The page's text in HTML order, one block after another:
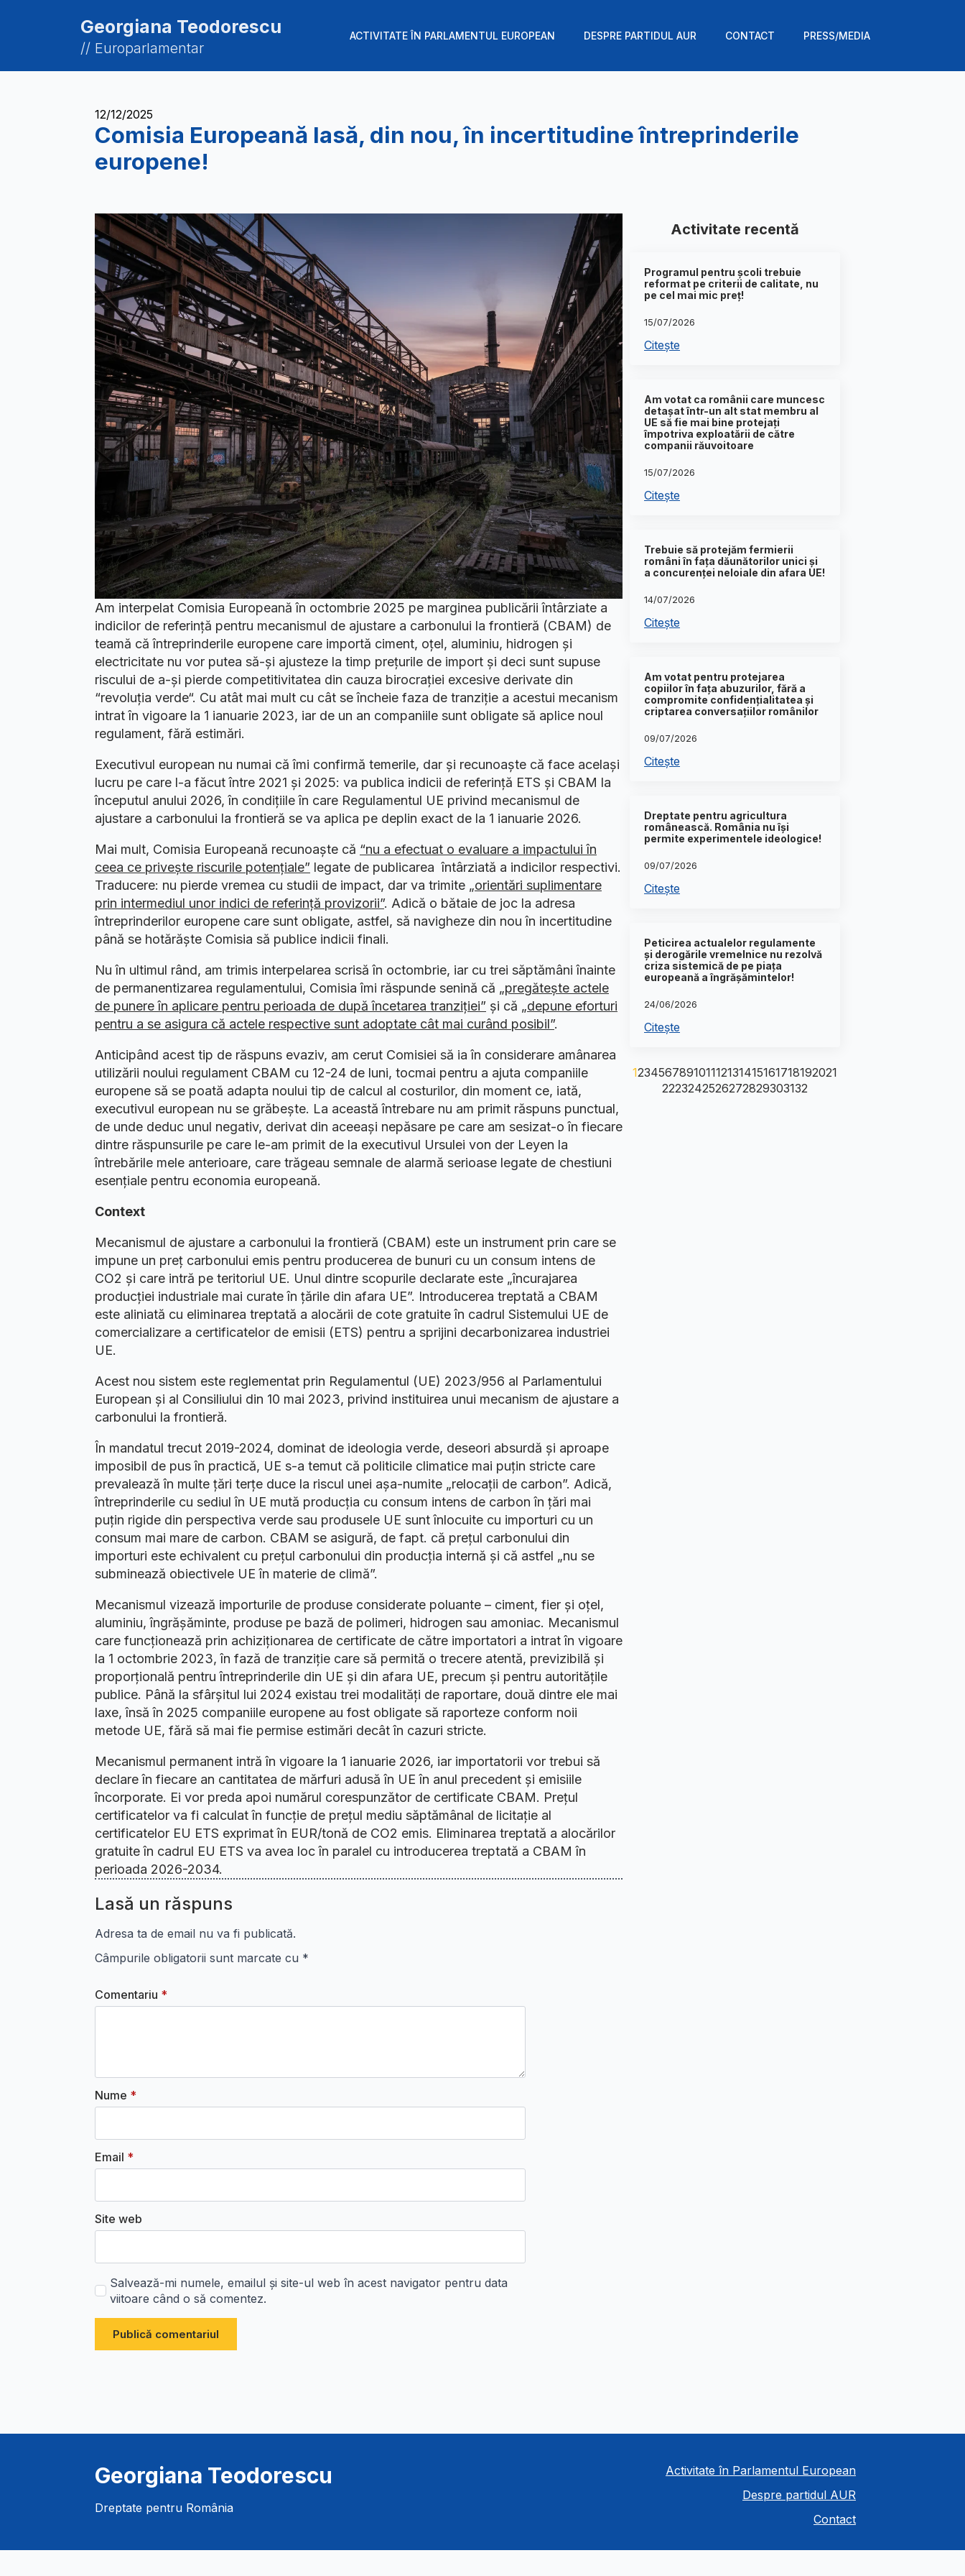
Georgiana Teodorescu
// Europarlamentar
ACTIVITATE ÎN PARLAMENTUL EUROPEAN DESPRE PARTIDUL AUR CONTACT PRESS/MEDIA
12/12/2025
Comisia Europeană lasă, din nou, în incertitudine întreprinderile
europene!
Am interpelat Comisia Europeană în octombrie 2025 pe marginea publicării întârziate a
indicilor de referință pentru mecanismul de ajustare a carbonului la frontieră (CBAM) de
teamă că întreprinderile europene care importă ciment, oțel, aluminiu, hidrogen și
electricitate nu vor putea să-și ajusteze la timp prețurile de import și deci sunt supuse
riscului de a-și pierde competitivitatea din cauza birocrației excesive derivate din
“revoluția verde“. Cu atât mai mult cu cât se încheie faza de tranziție a acestui mecanism
intrat în vigoare la 1 ianuarie 2023, iar de un an companiile sunt obligate să aplice noul
regulament, fără estimări.
Executivul european nu numai că îmi confirmă temerile, dar și recunoaște că face același
lucru pe care l-a făcut între 2021 și 2025: va publica indicii de referință ETS și CBAM la
începutul anului 2026, în condițiile în care Regulamentul UE privind mecanismul de
ajustare a carbonului la frontieră se va aplica pe deplin exact de la 1 ianuarie 2026.
Mai mult, Comisia Europeană recunoaște că “nu a efectuat o evaluare a impactului în
ceea ce privește riscurile potențiale” legate de publicarea întârziată a indicilor respectivi.
Traducere: nu pierde vremea cu studii de impact, dar va trimite „orientări suplimentare
prin intermediul unor indici de referință provizorii”. Adică o bătaie de joc la adresa
întreprinderilor europene care sunt obligate, astfel, să navigheze din nou în incertitudine
până se hotărăște Comisia să publice indicii finali.
Nu în ultimul rând, am trimis interpelarea scrisă în octombrie, iar cu trei săptămâni înainte
de permanentizarea regulamentului, Comisia îmi răspunde senină că „pregătește actele
de punere în aplicare pentru perioada de după încetarea tranziției” și că „depune eforturi
pentru a se asigura că actele respective sunt adoptate cât mai curând posibil”.
Anticipând acest tip de răspuns evaziv, am cerut Comisiei să ia în considerare amânarea
utilizării noului regulament CBAM cu 12-24 de luni, tocmai pentru a ajuta companiile
europene să se poată adapta noului tip de calcul al costurilor, din moment ce, iată,
executivul european nu se grăbește. La această întrebare nu am primit răspuns punctual,
de unde deduc unul negativ, derivat din aceeași nepăsare pe care am sesizat-o în fiecare
dintre răspunsurile pe care le-am primit de la executivul Ursulei von der Leyen la
întrebările mele anterioare, care trăgeau semnale de alarmă serioase legate de chestiuni
esențiale pentru economia europeană.
Context
Mecanismul de ajustare a carbonului la frontieră (CBAM) este un instrument prin care se
impune un preț carbonului emis pentru producerea de bunuri cu un consum intens de
CO2 și care intră pe teritoriul UE. Unul dintre scopurile declarate este „încurajarea
producției industriale mai curate în țările din afara UE”. Introducerea treptată a CBAM
este aliniată cu eliminarea treptată a alocării de cote gratuite în cadrul Sistemului UE de
comercializare a certificatelor de emisii (ETS) pentru a sprijini decarbonizarea industriei
UE.
Acest nou sistem este reglementat prin Regulamentul (UE) 2023/956 al Parlamentului
European și al Consiliului din 10 mai 2023, privind instituirea unui mecanism de ajustare a
carbonului la frontieră.
În mandatul trecut 2019-2024, dominat de ideologia verde, deseori absurdă și aproape
imposibil de pus în practică, UE s-a temut că politicile climatice mai puțin stricte care
prevalează în multe țări terțe duce la riscul unei așa-numite „relocații de carbon”. Adică,
întreprinderile cu sediul în UE mută producția cu consum intens de carbon în țări mai
puțin rigide din perspectiva verde sau produsele UE sunt înlocuite cu importuri cu un
consum mai mare de carbon. CBAM se asigură, de fapt. că prețul carbonului din
importuri este echivalent cu prețul carbonului din producția internă și că astfel „nu se
subminează obiectivele UE în materie de climă”.
Mecanismul vizează importurile de produse considerate poluante – ciment, fier și oțel,
aluminiu, îngrășăminte, produse pe bază de polimeri, hidrogen sau amoniac. Mecanismul
care funcționează prin achiziționarea de certificate de către importatori a intrat în vigoare
la 1 octombrie 2023, în fază de tranziție care să permită o trecere atentă, previzibilă și
proporțională pentru întreprinderile din UE și din afara UE, precum și pentru autoritățile
publice. Până la sfârșitul lui 2024 existau trei modalități de raportare, două dintre ele mai
laxe, însă în 2025 companiile europene au fost obligate să raporteze conform noii
metode UE, fără să mai fie permise estimări decât în cazuri stricte.
Mecanismul permanent intră în vigoare la 1 ianuarie 2026, iar importatorii vor trebui să
declare în fiecare an cantitatea de mărfuri adusă în UE în anul precedent și emisiile
încorporate. Ei vor preda apoi numărul corespunzător de certificate CBAM. Prețul
certificatelor va fi calculat în funcție de prețul mediu săptămânal de licitație al
certificatelor EU ETS exprimat în EUR/tonă de CO2 emis. Eliminarea treptată a alocărilor
gratuite în cadrul EU ETS va avea loc în paralel cu introducerea treptată a CBAM în
perioada 2026-2034.
Lasă un răspuns
Adresa ta de email nu va fi publicată.
Câmpurile obligatorii sunt marcate cu *
Comentariu *
Nume *
Email *
Site web
Salvează-mi numele, emailul și site-ul web în acest navigator pentru data
viitoare când o să comentez.
Activitate recentă
Programul pentru școli trebuie
reformat pe criterii de calitate, nu
pe cel mai mic preț!
15/07/2026
Citește
Am votat ca românii care muncesc
detașat într-un alt stat membru al
UE să fie mai bine protejați
împotriva exploatării de către
companii răuvoitoare
15/07/2026
Citește
Trebuie să protejăm fermierii
români în fața dăunătorilor unici și
a concurenței neloiale din afara UE!
14/07/2026
Citește
Am votat pentru protejarea
copiilor în fața abuzurilor, fără a
compromite confidențialitatea și
criptarea conversațiilor românilor
09/07/2026
Citește
Dreptate pentru agricultura
românească. România nu își
permite experimentele ideologice!
09/07/2026
Citește
Peticirea actualelor regulamente
și derogările vremelnice nu rezolvă
criza sistemică de pe piața
europeană a îngrășămintelor!
24/06/2026
Citește
123456789101112131415161718192021
2223242526272829303132
Georgiana Teodorescu
Dreptate pentru România
Activitate în Parlamentul European
Despre partidul AUR
Contact